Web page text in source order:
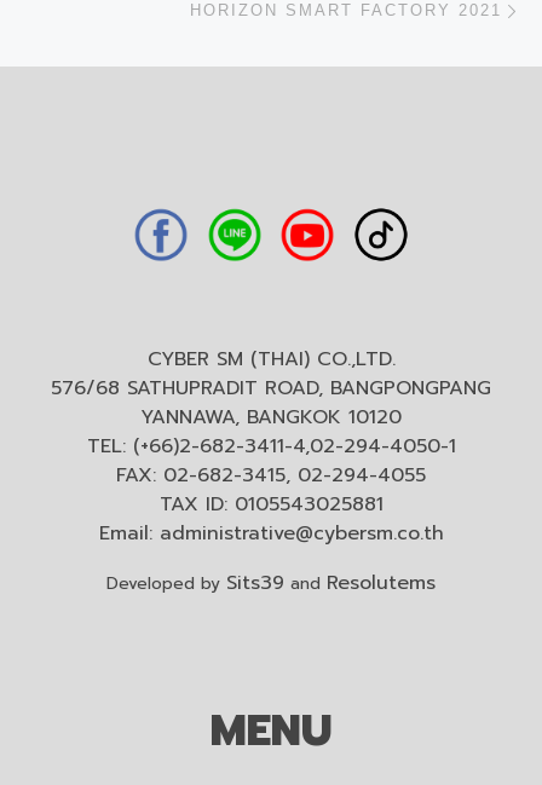
HORIZON SMART FACTORY 2021
CYBER SM (THAI) CO.,LTD.
576/68 SATHUPRADIT ROAD, BANGPONGPANG
YANNAWA, BANGKOK 10120
TEL: (+66)2-682-3411-4,02-294-4050-1
FAX: 02-682-3415, 02-294-4055
TAX ID: 0105543025881
Email: administrative@cybersm.co.th
Developed by Sits39 and Resolutems
MENU